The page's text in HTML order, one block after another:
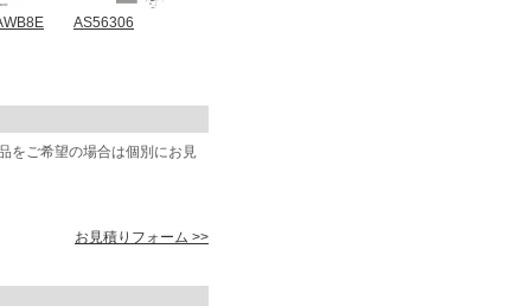
AS56306
をご希望の場合は個別にお見
お見積りフォーム >>